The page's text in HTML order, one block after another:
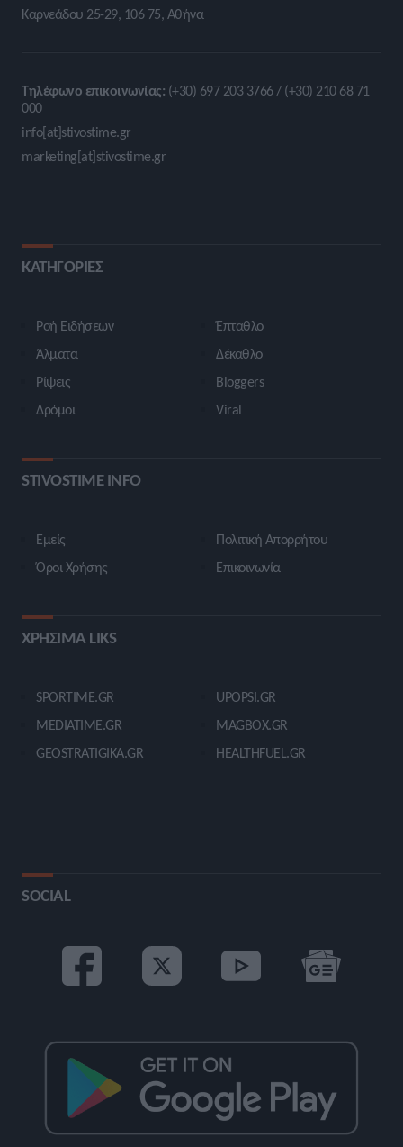
Καρνεάδου 25-29, 106 75, Αθήνα
Τηλέφωνο επικοινωνίας: (+30) 697 203 3766 / (+30) 210 68 71
000
info[at]stivostime.gr
marketing[at]stivostime.gr
ΚΑΤΗΓΟΡΙΕΣ
Ροή Ειδήσεων
Άλματα
Ρίψεις
Δρόμοι
Έπταθλο
Δέκαθλο
Bloggers
Viral
STIVOSTIME INFO
Εμείς
Όροι Χρήσης
Πολιτική Απορρήτου
Επικοινωνία
ΧΡΗΣΙΜΑ LIKS
SPORTIME.GR
MEDIATIME.GR
GEOSTRATIGIKA.GR
UPOPSI.GR
MAGBOX.GR
HEALTHFUEL.GR
SOCIAL